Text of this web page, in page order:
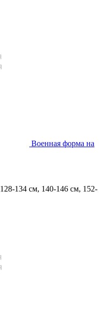
Военная форма на
128-134 см, 140-146 см, 152-